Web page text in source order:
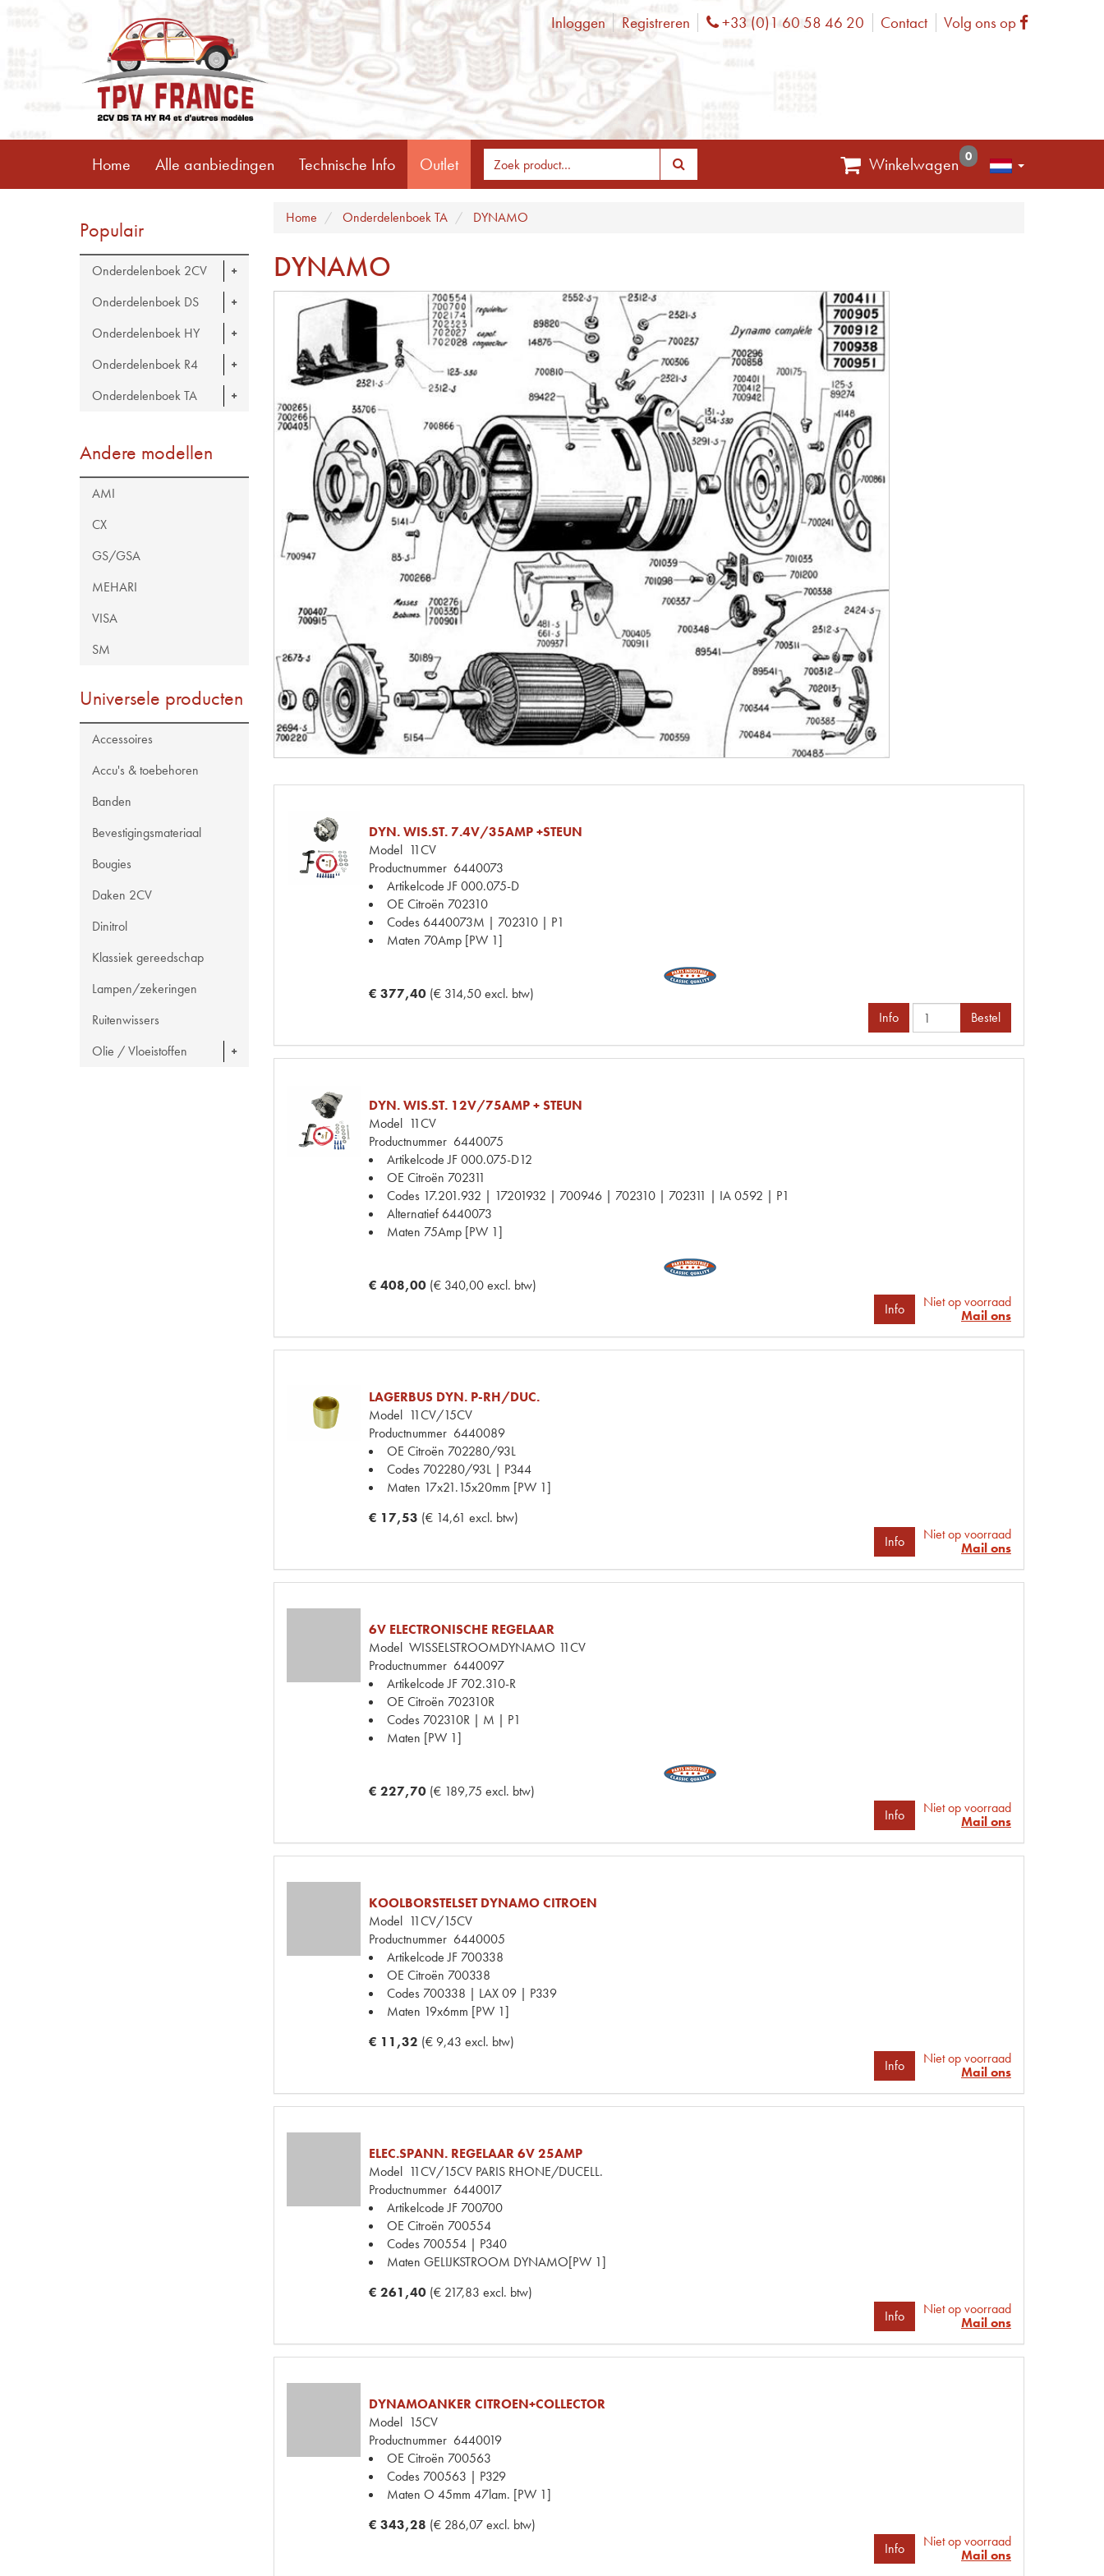
Inloggen Registreren Phone
+33 (0)1 60 58 46 20 Contact Volg ons op Facebook
Home Alle aanbiedingen Technische Info Outlet Winkelwagen 0
Populair
Onderdelenboek 2CV
Onderdelenboek DS
Onderdelenboek HY
Onderdelenboek R4
Onderdelenboek TA
Andere modellen
AMI
CX
GS/GSA
MEHARI
VISA
SM
Universele producten
Accessoires
Accu's & toebehoren
Banden
Bevestigingsmateriaal
Bougies
Daken 2CV
Dinitrol
Klassiek gereedschap
Lampen/zekeringen
Ruitenwissers
Olie / Vloeistoffen
Home Onderdelenboek TA DYNAMO
DYNAMO
DYN. WIS.ST. 7.4V/35AMP +STEUN
Model 11CV
Productnummer 6440073
Artikelcode JF000.075-D
OE Citroën 702310
Codes 6440073M | 702310 | P1
Maten 70Amp [PW 1]
€ 377,40 (€ 314,50 excl. btw)
Info
Bestel
DYN. WIS.ST. 12V/75AMP + STEUN
Model 11CV
Productnummer 6440075
Artikelcode JF000.075-D12
OE Citroën 702311
Codes 17.201.932 | 17201932 | 700946 | 702310 | 702311 | IA 0592 | P1
Alternatief 6440073
Maten 75Amp [PW 1]
€ 408,00 (€ 340,00 excl. btw)
Info
Niet op voorraad
Mail ons
LAGERBUS DYN. P-RH/DUC.
Model 11CV/15CV
Productnummer 6440089
OE Citroën 702280/93L
Codes 702280/93L | P344
Maten 17x21.15x20mm [PW 1]
€ 17,53 (€ 14,61 excl. btw)
Info
Niet op voorraad
Mail ons
6V ELECTRONISCHE REGELAAR
Model WISSELSTROOMDYNAMO 11CV
Productnummer 6440097
Artikelcode JF 702.310-R
OE Citroën 702310R
Codes 702310R | M | P1
Maten [PW 1]
€ 227,70 (€ 189,75 excl. btw)
Info
Niet op voorraad
Mail ons
KOOLBORSTELSET DYNAMO CITROEN
Model 11CV/15CV
Productnummer 6440005
Artikelcode JF 700338
OE Citroën 700338
Codes 700338 | LAX 09 | P339
Maten 19x6mm [PW 1]
€ 11,32 (€ 9,43 excl. btw)
Info
Niet op voorraad
Mail ons
ELEC.SPANN. REGELAAR 6V 25AMP
Model 11CV/15CV PARIS RHONE/DUCELL.
Productnummer 6440017
Artikelcode JF 700700
OE Citroën 700554
Codes 700554 | P340
Maten GELIJKSTROOM DYNAMO[PW 1]
€ 261,40 (€ 217,83 excl. btw)
Info
Niet op voorraad
Mail ons
DYNAMOANKER CITROEN+COLLECTOR
Model 15CV
Productnummer 6440019
OE Citroën 700563
Codes 700563 | P329
Maten O 45mm 47lam. [PW 1]
€ 343,28 (€ 286,07 excl. btw)
Info
Niet op voorraad
Mail ons